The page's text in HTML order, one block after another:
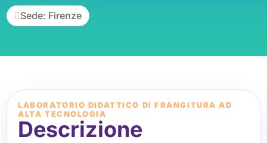
 Sede: Firenze
LABORATORIO DIDATTICO DI FRANGITURA AD
ALTA TECNOLOGIA
Descrizione